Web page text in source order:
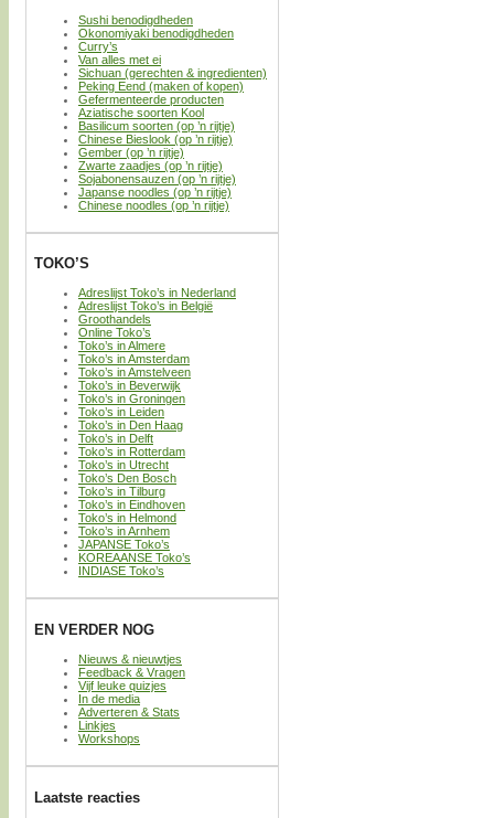
Sushi benodigdheden
Okonomiyaki benodigdheden
Curry’s
Van alles met ei
Sichuan (gerechten & ingredienten)
Peking Eend (maken of kopen)
Gefermenteerde producten
Aziatische soorten Kool
Basilicum soorten (op ’n rijtje)
Chinese Bieslook (op ’n rijtje)
Gember (op ’n rijtje)
Zwarte zaadjes (op ’n rijtje)
Sojabonensauzen (op ’n rijtje)
Japanse noodles (op ’n rijtje)
Chinese noodles (op ’n rijtje)
TOKO’S
Adreslijst Toko’s in Nederland
Adreslijst Toko’s in België
Groothandels
Online Toko’s
Toko’s in Almere
Toko’s in Amsterdam
Toko’s in Amstelveen
Toko’s in Beverwijk
Toko’s in Groningen
Toko’s in Leiden
Toko’s in Den Haag
Toko’s in Delft
Toko’s in Rotterdam
Toko’s in Utrecht
Toko’s Den Bosch
Toko’s in Tilburg
Toko’s in Eindhoven
Toko’s in Helmond
Toko’s in Arnhem
JAPANSE Toko’s
KOREAANSE Toko’s
INDIASE Toko’s
EN VERDER NOG
Nieuws & nieuwtjes
Feedback & Vragen
Vijf leuke quizjes
In de media
Adverteren & Stats
Linkjes
Workshops
Laatste reacties